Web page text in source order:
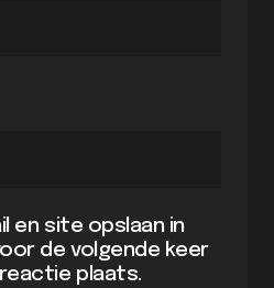
en site opslaan in
de volgende keer
plaats.